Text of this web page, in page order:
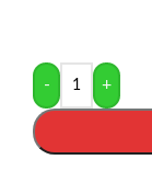
- +